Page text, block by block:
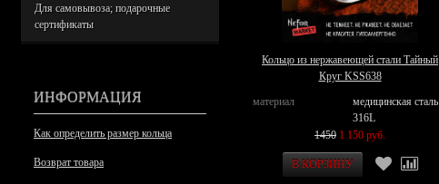
Для самовывоза; подарочные
сертификаты
ИНФОРМАЦИЯ
Как определить размер кольца
Возврат товара
Кольцо из нержавеющей стали Тайный
Круг KSS638
материал
медицинская сталь
316L
1450 1 150 руб.